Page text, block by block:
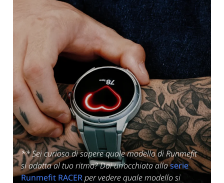
** Sei curioso di sapere quale modello di Runmefit
si adatta al tuo ritmo? Dai un’occhiata allaserie
Runmefit RACERper vedere quale modello si